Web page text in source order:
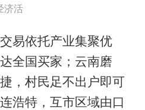
济活
易依托产业集聚优
全国买家；云南磨
，村民足不出户即可
浩特，互市区域由口